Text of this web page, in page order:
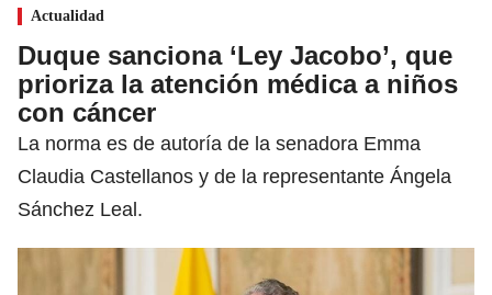
Actualidad
Duque sanciona ‘Ley Jacobo’, que
prioriza la atención médica a niños
con cáncer
La norma es de autoría de la senadora Emma
Claudia Castellanos y de la representante Ángela
Sánchez Leal.